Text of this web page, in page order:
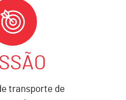
transporte de